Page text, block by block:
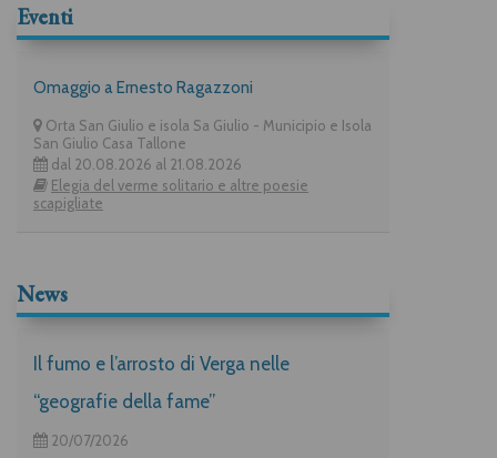
Eventi
Omaggio a Ernesto Ragazzoni
Orta San Giulio e isola Sa Giulio - Municipio e Isola
San Giulio Casa Tallone
dal 20.08.2026 al 21.08.2026
Elegia del verme solitario e altre poesie
scapigliate
News
Il fumo e l’arrosto di Verga nelle
“geografie della fame”
20/07/2026